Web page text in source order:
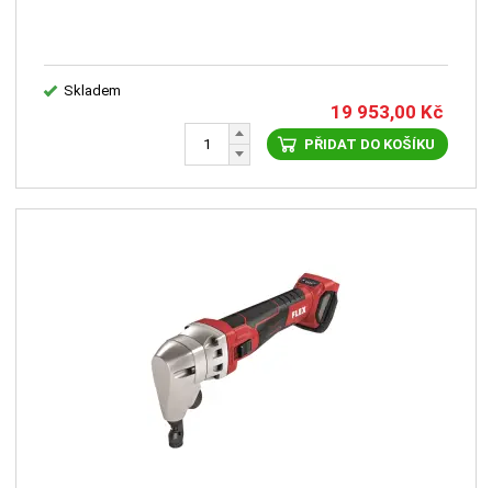
Skladem
19 953,00 Kč
PŘIDAT DO KOŠÍKU